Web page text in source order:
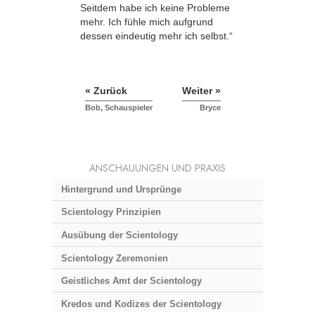
Seitdem habe ich keine Probleme
mehr. Ich fühle mich aufgrund
dessen eindeutig mehr ich selbst.“
« Zurück
Bob, Schauspieler
Weiter »
Bryce
ANSCHAUUNGEN UND PRAXIS
Hintergrund und Ursprünge
Scientology Prinzipien
Ausübung der Scientology
Scientology Zeremonien
Geistliches Amt der Scientology
Kredos und Kodizes der Scientology